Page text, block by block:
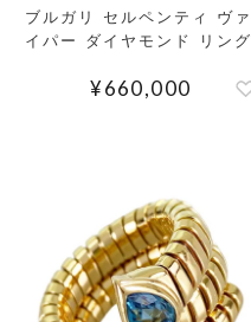
ブルガリ セルペンティ ヴァ
イパー ダイヤモンド リング
¥660,000